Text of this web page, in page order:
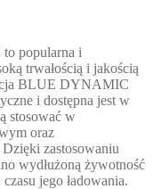
popularna i
trwałością i jakością
BLUE DYNAMIC
i dostępna jest w
stosować w
oraz
zastosowaniu
wydłużoną żywotność
jego ładowania.